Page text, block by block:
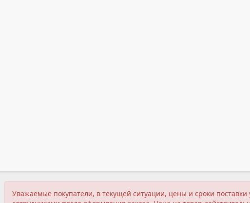
Уважаемые покупатели, в текущей ситуации, цены и сроки